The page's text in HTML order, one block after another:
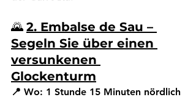
🌄 2. Embalse de Sau –
Segeln Sie über einen
versunkenen
Glockenturm
📍 Wo: 1 Stunde 15 Minuten nördlich